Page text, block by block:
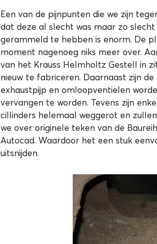
Een van de pijnpunten die we zijn
dat deze al slecht was maar zo
gerammeld te hebben is enorm. De
moment nagenoeg niks meer over.
van het Krauss Helmholtz Gestell in
nieuw te fabriceren. Daarnaast zijn
exhaustpijp en omloopventielen
vervangen te worden. Tevens zijn
cillinders helemaal weggerot en
we over originele teken van de
Autocad. Waardoor het een stuk
uitsnijden.